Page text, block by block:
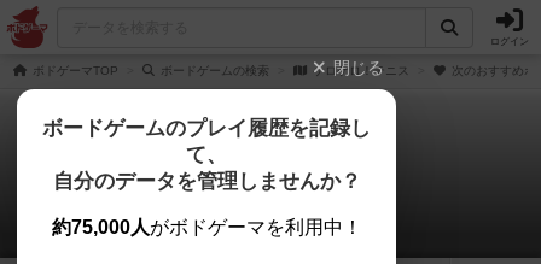
ログイン
ボドゲーマTOP ボードゲームの検索 ケロケロ！テニス 次のおすすめボ
ケロケロ！テニス
次のおすすめボードゲーム
閉じる
ボードゲームのプレイ履歴を記録し
て、
自分のデータを管理しませんか？
約75,000人がボドゲーマを利用中！